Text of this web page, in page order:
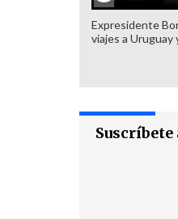
Expresidente
viajes a Uruguay